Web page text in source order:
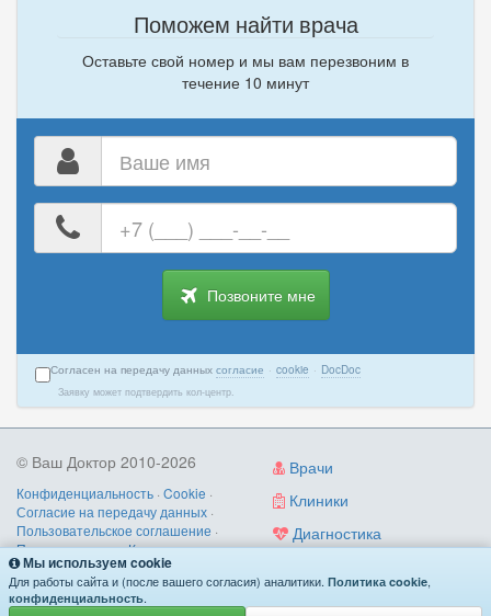
Поможем найти врача
Оставьте свой номер и мы вам перезвоним в
течение 10 минут
номер
телефона
Позвоните мне
Согласен на передачу данных согласие · cookie · DocDoc
Заявку может подтвердить кол-центр.
Врачи
Клиники
Диагностика
© Ваш Доктор 2010-2026
Конфиденциальность · Cookie ·
Согласие на передачу данных ·
Пользовательское соглашение ·
Правила записи·Контакты
О нас/как работает/поиск по
симптомам
Мы используем cookie
Для работы сайта и (после вашего согласия) аналитики. Политика cookie,
конфиденциальность.